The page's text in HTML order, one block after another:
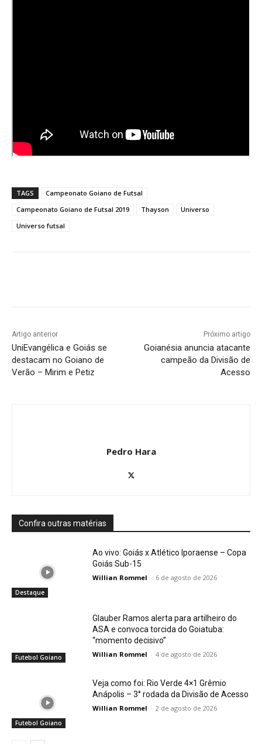
TAGS
Campeonato Goiano de Futsal
Campeonato Goiano de Futsal 2019
Thayson
Universo
Universo futsal
Artigo anterior
UniEvangélica e Goiás se
destacam no Goiano de
Verão – Mirim e Petiz
Próximo artigo
Goianésia anuncia atacante
campeão da Divisão de
Acesso
Pedro Hara
Confira outras matérias
Destaque
Ao vivo: Goiás x Atlético Iporaense – Copa
Goiás Sub-15
Willian Rommel - 6 de agosto de 2026
Futebol Goiano
Glauber Ramos alerta para artilheiro do
ASA e convoca torcida do Goiatuba:
“momento decisivo”
Willian Rommel - 4 de agosto de 2026
Futebol Goiano
Veja como foi: Rio Verde 4×1 Grêmio
Anápolis – 3° rodada da Divisão de Acesso
Willian Rommel - 2 de agosto de 2026